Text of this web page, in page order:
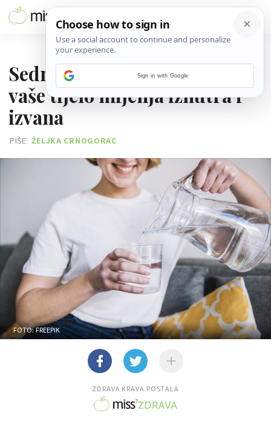
Sedmodnevni post: Kako se
vaše tijelo mijenja iznutra i
izvana
PIŠE ŽELJKA CRNOGORAC
FOTO: FREEPIK
ZDRAVA KRAVA POSTALA
Sign in with Google